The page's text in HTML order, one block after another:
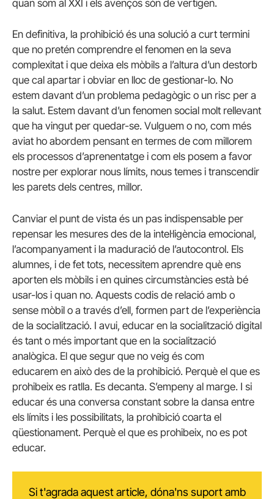
quan som al XXI i els avenços són de vertigen.
En definitiva, la prohibició és una solució a curt termini
que no pretén comprendre el fenomen en la seva
complexitat i que deixa els mòbils a l’altura d’un destorb
que cal apartar i obviar en lloc de gestionar-lo. No
estem davant d’un problema pedagògic o un risc per a
la salut. Estem davant d’un fenomen social molt rellevant
que ha vingut per quedar-se. Vulguem o no, com més
aviat ho abordem pensant en termes de com millorem
els processos d’aprenentatge i com els posem a favor
nostre per explorar nous límits, nous temes i transcendir
les parets dels centres, millor.
Canviar el punt de vista és un pas indispensable per
repensar les mesures des de la intel·ligència emocional,
l’acompanyament i la maduració de l’autocontrol. Els
alumnes, i de fet tots, necessitem aprendre què ens
aporten els mòbils i en quines circumstàncies està bé
usar-los i quan no. Aquests codis de relació amb o
sense mòbil o a través d’ell, formen part de l’experiència
de la socialització. I avui, educar en la socialització digital
és tant o més important que en la socialització
analògica. El que segur que no veig és com
educarem en això des de la prohibició. Perquè el que es
prohibeix es ratlla. Es decanta. S’empeny al marge. I si
educar és una conversa constant sobre la dansa entre
els límits i les possibilitats, la prohibició coarta el
qüestionament. Perquè el que es prohibeix, no es pot
educar.
Si t'agrada aquest article, dóna'ns suport amb